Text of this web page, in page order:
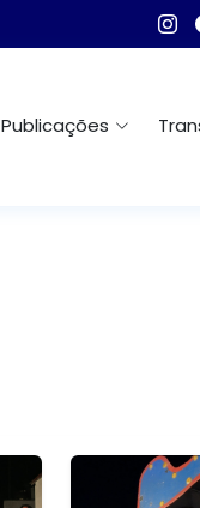
Publicações